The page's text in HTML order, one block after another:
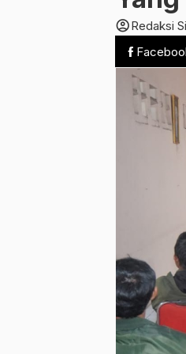
account_circleRedaksi